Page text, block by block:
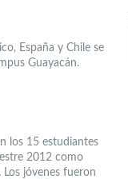
España y Chile se
Guayacán.
los 15 estudiantes
2012 como
jóvenes fueron